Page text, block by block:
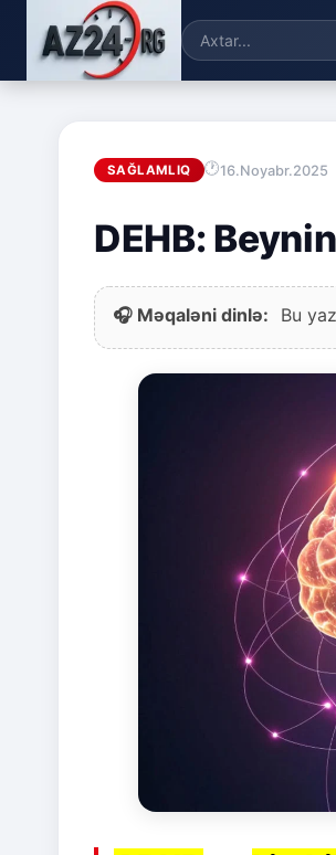
SAĞLAMLIQ 16.Noyabr.2025
DEHB:
🎧 Məqaləni dinlə: Bu